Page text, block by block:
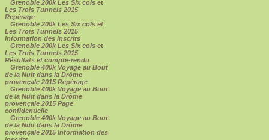
Grenoble 200k Les Six cols et
Les Trois Tunnels 2015
Repérage
Grenoble 200k Les Six cols et
Les Trois Tunnels 2015
Information des inscrits
Grenoble 200k Les Six cols et
Les Trois Tunnels 2015
Résultats et compte-rendu
Grenoble 400k Voyage au Bout
de la Nuit dans la Drôme
provençale 2015 Repérage
Grenoble 400k Voyage au Bout
de la Nuit dans la Drôme
provençale 2015 Page
confidentielle
Grenoble 400k Voyage au Bout
de la Nuit dans la Drôme
provençale 2015 Information des